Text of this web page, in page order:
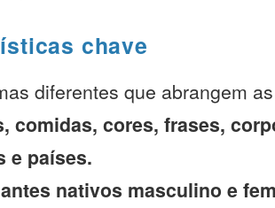
chave
diferentes que abrangem
comidas, cores, frases,
e países.
nativos masculino e